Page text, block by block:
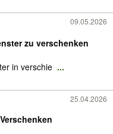
09.05.2026
zu verschenken
in verschie ...
25.04.2026